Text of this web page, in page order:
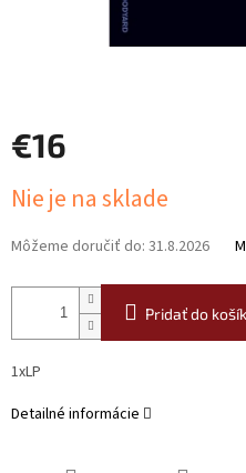
€16
cena:
Nie je na sklade
Môžeme doručiť do: 31.8.2026
Pridať do
1xLP
Detailné informácie